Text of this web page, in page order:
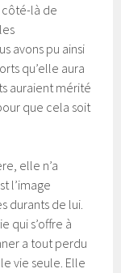
côté-là de
avons pu ainsi
qu’elle aura
auraient mérité
que cela soit
elle n’a
l’image
durants de lui.
qui s’offre à
a tout perdu
vie seule. Elle